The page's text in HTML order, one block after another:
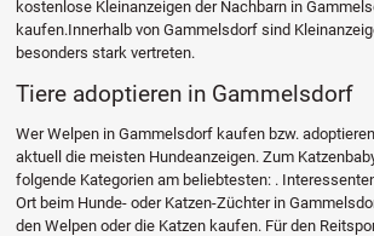
kostenlose Kleinanzeigen der Nachbarn in
kaufen.Innerhalb von Gammelsdorf sind
besonders stark vertreten.
Tiere adoptieren in Gammelsdorf
Wer Welpen in Gammelsdorf kaufen bzw.
aktuell die meisten Hundeanzeigen. Zum
folgende Kategorien am beliebtesten: .
Ort beim Hunde- oder Katzen-Züchter in
den Welpen oder die Katzen kaufen. Für den